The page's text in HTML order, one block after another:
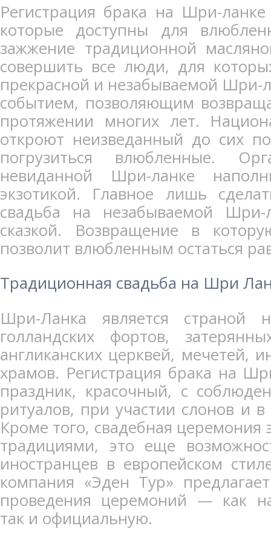
Регистрация брака на Шри-
которые доступны для
зажжение традиционной
совершить все люди, для
прекрасной и незабываемой Шри-
событием, позволяющим
протяжении многих лет.
откроют неизведанный до сих
погрузиться влюбленные.
невиданной Шри-ланке
экзотикой. Главное лишь
свадьба на незабываемой Шри-
сказкой. Возвращение в
позволит влюбленным остаться
Традиционная свадьба на Шри
Шри-Ланка является страной
голландских фортов,
англиканских церквей, мечетей,
храмов. Регистрация брака на
праздник, красочный, с
ритуалов, при участии слонов и
Кроме того, свадебная церемония
традициями, это еще
иностранцев в европейском
компания «Эден Тур»
проведения церемоний — как
так и официальную.